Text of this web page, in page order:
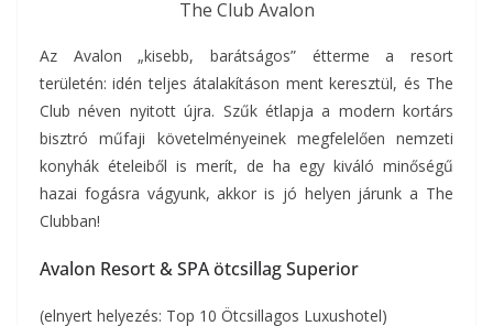
The Club Avalon
Az Avalon „kisebb, barátságos” étterme a resort
területén: idén teljes átalakításon ment keresztül, és The
Club néven nyitott újra. Szűk étlapja a modern kortárs
bisztró műfaji követelményeinek megfelelően nemzeti
konyhák ételeiből is merít, de ha egy kiváló minőségű
hazai fogásra vágyunk, akkor is jó helyen járunk a The
Clubban!
Avalon Resort & SPA ötcsillag Superior
(elnyert helyezés: Top 10 Ötcsillagos Luxushotel)